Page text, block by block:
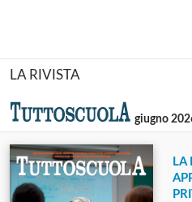
LA RIVISTA
giugno
LA